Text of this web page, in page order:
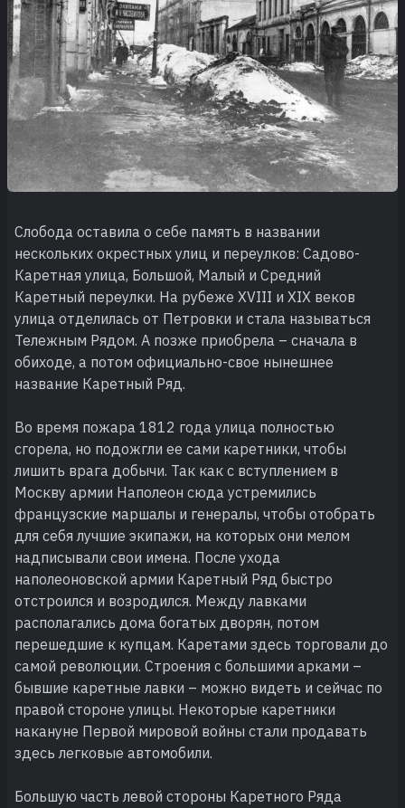
Слобода оставила о себе память в названии
нескольких окрестных улиц и переулков: Садово-
Каретная улица, Большой, Малый и Средний
Каретный переулки. На рубеже XVIII и XIX веков
улица отделилась от Петровки и стала называться
Тележным Рядом. А позже приобрела – сначала в
обиходе, а потом официально-свое нынешнее
название Каретный Ряд.
Во время пожара 1812 года улица полностью
сгорела, но подожгли ее сами каретники, чтобы
лишить врага добычи. Так как с вступлением в
Москву армии Наполеон сюда устремились
французские маршалы и генералы, чтобы отобрать
для себя лучшие экипажи, на которых они мелом
надписывали свои имена. После ухода
наполеоновской армии Каретный Ряд быстро
отстроился и возродился. Между лавками
располагались дома богатых дворян, потом
перешедшие к купцам. Каретами здесь торговали до
самой революции. Строения с большими арками –
бывшие каретные лавки – можно видеть и сейчас по
правой стороне улицы. Некоторые каретники
накануне Первой мировой войны стали продавать
здесь легковые автомобили.
Большую часть левой стороны Каретного Ряда